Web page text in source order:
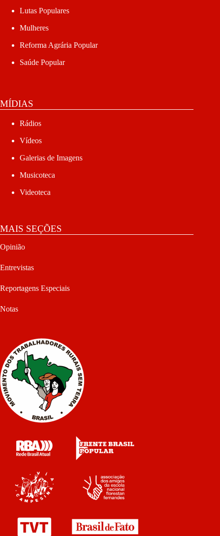
Lutas Populares
Mulheres
Reforma Agrária Popular
Saúde Popular
MÍDIAS
Rádios
Vídeos
Galerias de Imagens
Musicoteca
Videoteca
MAIS SEÇÕES
Opinião
Entrevistas
Reportagens Especiais
Notas